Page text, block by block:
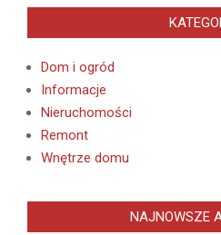
Dom i ogród
Informacje
Nieruchomości
Remont
Wnętrze domu
NAJNOWSZE